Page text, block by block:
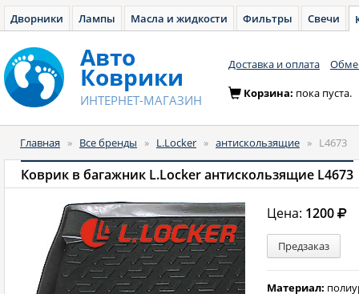
Дворники Лампы Масла и жидкости Фильтры Свечи
Авто
Коврики
ИНТЕРНЕТ-МАГАЗИН
Доставка и оплата
Корзина: пока пуста.
Главная » Все бренды » L.Locker » антискользящие » L4673
Коврик в багажник L.Locker антискользящие L4673
Цена: 1200
Предзаказ
Материал: